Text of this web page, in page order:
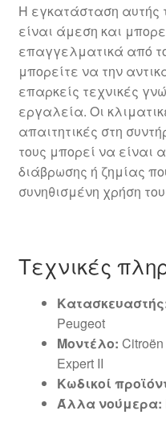
Η εγκατάσταση αυτής
είναι άμεση και
επαγγελματικά από
μπορείτε να την
επαρκείς τεχνικές
εργαλεία. Οι
απαιτητικές στη
τους μπορεί να
διάβρωσης ή ζημίας
συνηθισμένη χρήση
Τεχνικές
Peugeot
Μοντέλο:
Expert II
Κωδικοί
Άλλα νούμερα: